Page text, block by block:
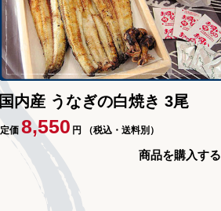
国内産 うなぎの白焼き 3尾
定価 8,550 円 （税込・送料別）
商品を購入する